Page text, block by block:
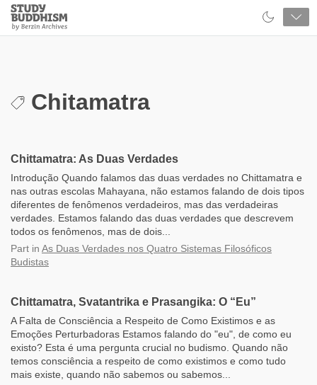
Close
Study
Buddhism
Chitamatra
Chittamatra: As Duas Verdades
Introdução Quando falamos das duas verdades no Chittamatra e
nas outras escolas Mahayana, não estamos falando de dois tipos
diferentes de fenômenos verdadeiros, mas das verdadeiras
verdades. Estamos falando das duas verdades que descrevem
todos os fenômenos, mas de dois...
Part in As Duas Verdades nos Quatro Sistemas Filosóficos
Budistas
Chittamatra, Svatantrika e Prasangika: O “Eu”
A Falta de Consciência a Respeito de Como Existimos e as
Emoções Perturbadoras Estamos falando do "eu", de como eu
existo? Esta é uma pergunta crucial no budismo. Quando não
temos consciência a respeito de como existimos e como tudo
mais existe, quando não sabemos ou sabemos...